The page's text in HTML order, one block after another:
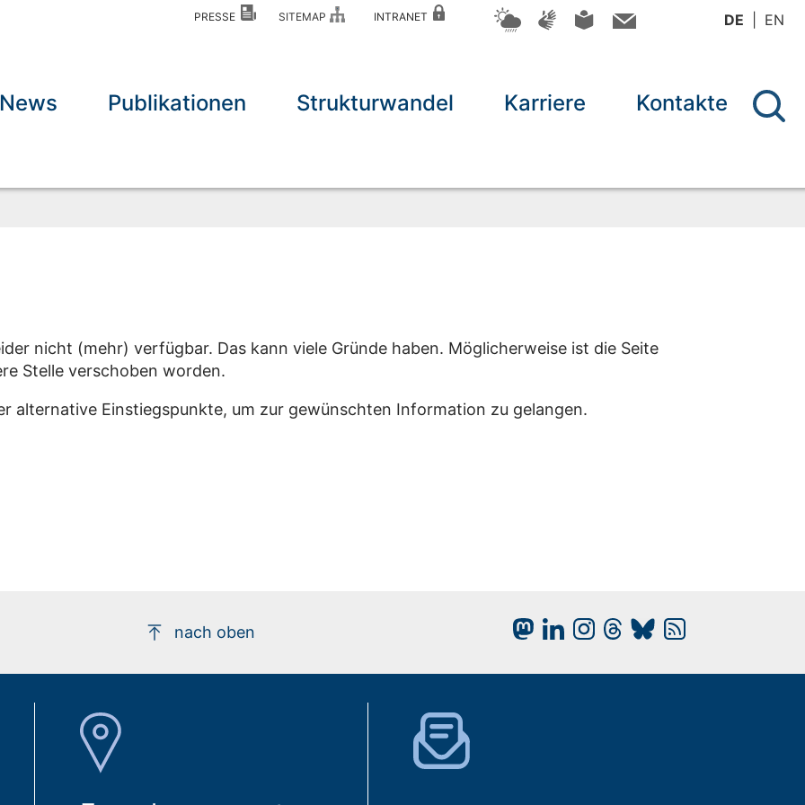
PRESSE SITEMAP INTRANET DE EN
Publikationen Strukturwandel Karriere Kontakte
nicht (mehr) verfügbar. Das kann viele Gründe haben. Möglicherweise ist die Seite
Stelle verschoben worden.
alternative Einstiegspunkte, um zur gewünschten Information zu gelangen.
nach oben